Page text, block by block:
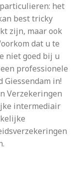
het
best tricky
zijn, maar ook
dat u te
niet goed bij u
professionele
in!
Verzekeringen
intermediair